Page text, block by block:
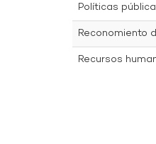
Políticas
Reconomiento
Recursos